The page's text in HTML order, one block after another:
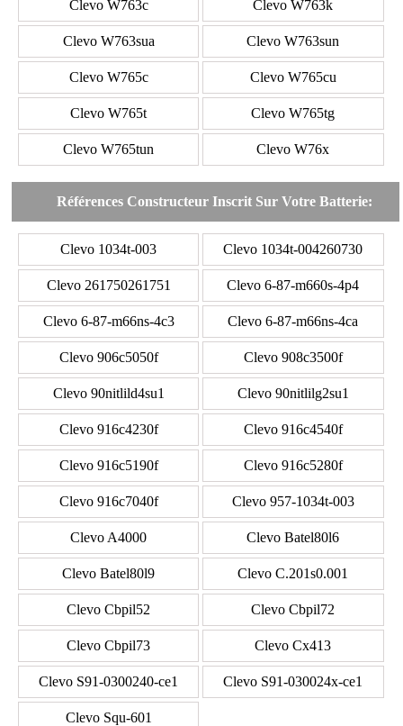
Clevo W763c Clevo W763k
Clevo W763sua Clevo W763sun
Clevo W765c Clevo W765cu
Clevo W765t Clevo W765tg
Clevo W765tun Clevo W76x
Références Constructeur Inscrit Sur Votre Batterie:
Clevo 1034t-003 Clevo 1034t-004260730
Clevo 261750261751 Clevo 6-87-m660s-4p4
Clevo 6-87-m66ns-4c3 Clevo 6-87-m66ns-4ca
Clevo 906c5050f Clevo 908c3500f
Clevo 90nitlild4su1 Clevo 90nitlilg2su1
Clevo 916c4230f Clevo 916c4540f
Clevo 916c5190f Clevo 916c5280f
Clevo 916c7040f Clevo 957-1034t-003
Clevo A4000 Clevo Batel80l6
Clevo Batel80l9 Clevo C.201s0.001
Clevo Cbpil52 Clevo Cbpil72
Clevo Cbpil73 Clevo Cx413
Clevo S91-0300240-ce1 Clevo S91-030024x-ce1
Clevo Squ-601